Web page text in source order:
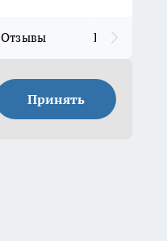
Отзывы Прайс для
Принять